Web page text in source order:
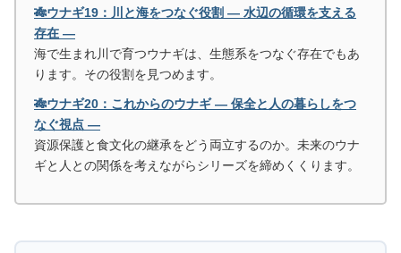
🎋ウナギ19：川と海をつなぐ役割 ― 水辺の循環を支える
存在 ―
海で生まれ川で育つウナギは、生態系をつなぐ存在でもあ
ります。その役割を見つめます。
🎋ウナギ20：これからのウナギ ― 保全と人の暮らしをつ
なぐ視点 ―
資源保護と食文化の継承をどう両立するのか。未来のウナ
ギと人との関係を考えながらシリーズを締めくくります。